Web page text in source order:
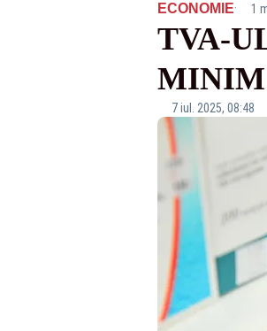
ECONOMIE· 1
TVA-
MINIM
7 iul. 2025, 08:48